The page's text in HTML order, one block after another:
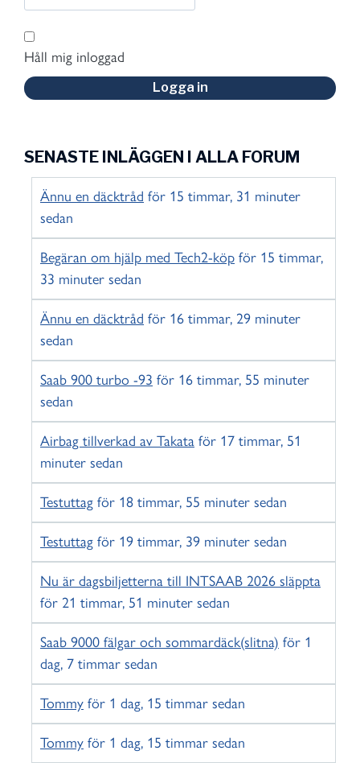
Håll mig inloggad
Logga in
SENASTE INLÄGGEN I ALLA FORUM
Ännu en däcktråd för 15 timmar, 31 minuter
sedan
Begäran om hjälp med Tech2-köp för 15 timmar,
33 minuter sedan
Ännu en däcktråd för 16 timmar, 29 minuter
sedan
Saab 900 turbo -93 för 16 timmar, 55 minuter
sedan
Airbag tillverkad av Takata för 17 timmar, 51
minuter sedan
Testuttag för 18 timmar, 55 minuter sedan
Testuttag för 19 timmar, 39 minuter sedan
Nu är dagsbiljetterna till INTSAAB 2026 släppta
för 21 timmar, 51 minuter sedan
Saab 9000 fälgar och sommardäck(slitna) för 1
dag, 7 timmar sedan
Tommy för 1 dag, 15 timmar sedan
Tommy för 1 dag, 15 timmar sedan